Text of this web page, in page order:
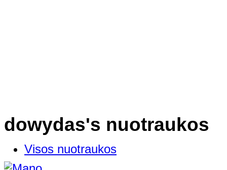
dowydas's nuotraukos
Visos nuotraukos